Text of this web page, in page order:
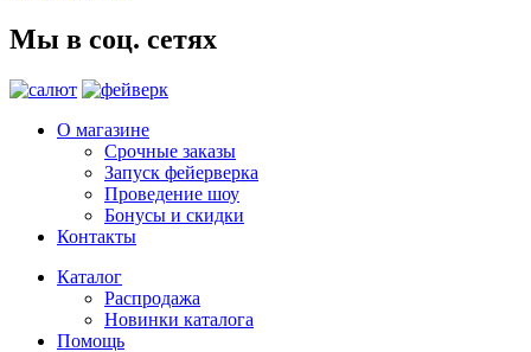
Мы в соц. сетях
О магазине
Срочные заказы
Запуск фейерверка
Проведение шоу
Бонусы и скидки
Контакты
Каталог
Распродажа
Новинки каталога
Помощь